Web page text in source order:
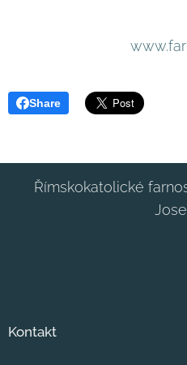
Share
Římskokatolické
Kontakt